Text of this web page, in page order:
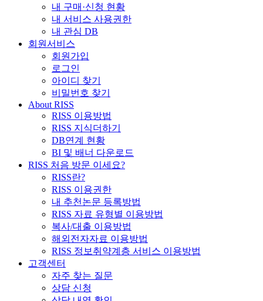
내 구매·신청 현황
내 서비스 사용권한
내 관심 DB
회원서비스
회원가입
로그인
아이디 찾기
비밀번호 찾기
About RISS
RISS 이용방법
RISS 지식더하기
DB연계 현황
BI 및 배너 다운로드
RISS 처음 방문 이세요?
RISS란?
RISS 이용권한
내 추천논문 등록방법
RISS 자료 유형별 이용방법
복사/대출 이용방법
해외전자자료 이용방법
RISS 정보취약계층 서비스 이용방법
고객센터
자주 찾는 질문
상담 신청